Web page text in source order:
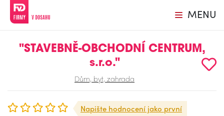
MENU
"STAVEBNĚ-OBCHODNÍ CENTRUM,
s.r.o."
Dům, byt, zahrada
Napište hodnocení jako první